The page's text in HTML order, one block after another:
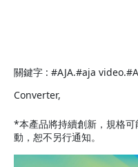
關鍵字 : #AJA.#aja
Converter,
*本產品將持續創新，規格
動，恕不另行通知。